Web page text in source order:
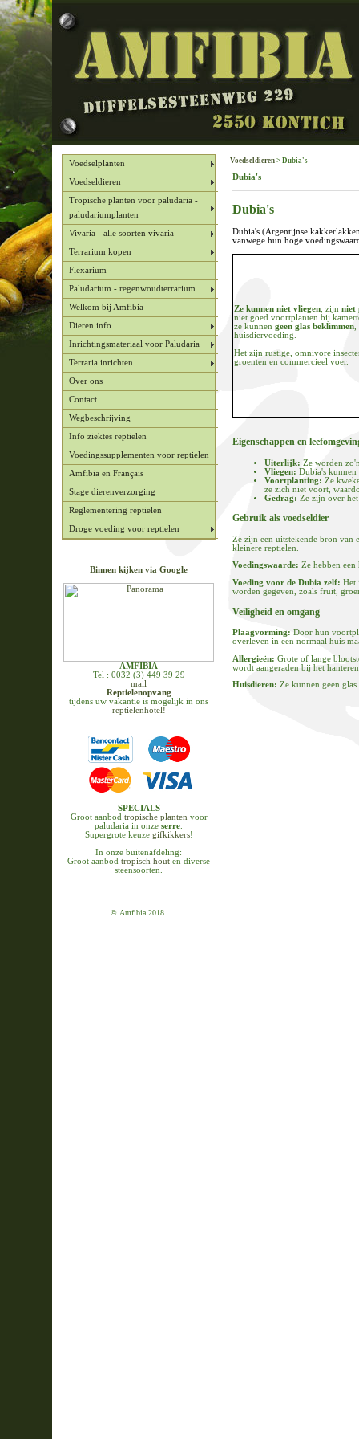
Voedselplanten
Voedseldieren
Tropische planten voor paludaria -
paludariumplanten
Vivaria - alle soorten vivaria
Terrarium kopen
Flexarium
Paludarium - regenwoudterrarium
Welkom bij Amfibia
Dieren info
Inrichtingsmateriaal voor Paludaria
Terraria inrichten
Over ons
Contact
Wegbeschrijving
Info ziektes reptielen
Voedingssupplementen voor reptielen
Amfibia en Français
Stage dierenverzorging
Reglementering reptielen
Droge voeding voor reptielen
Binnen kijken via Google
AMFIBIA
Tel : 0032 (3) 449 39 29
mail
Reptielenopvang
tijdens uw vakantie is mogelijk in ons
reptielenhotel!
SPECIALS
Groot aanbod tropische planten voor
paludaria in onze serre
Supergrote keuze gifkikkers!
In onze buitenafdeling:
Groot aanbod tropisch hout en diverse
steensoorten.
© Amfibia 2018
Voedseldieren > Dubia's
Dubia's
Dubia's
Dubia's (Argentijnse
vanwege hun hoge
Ze kunnen niet vliegen , zijn niet
niet goed voortplanten bij
ze kunnen geen glas beklimmen
huisdiervoeding.
Het zijn rustige, omnivore
groenten en commercieel voer.
Eigenschappen en
Uiterlijk: Ze worden
Vliegen: Dubia's
Voortplanting: Ze
ze zich niet voort,
Gedrag: Ze zijn over
Gebruik als voedseldier
Ze zijn een uitstekende bron van
kleinere reptielen.
Voedingswaarde: Ze hebben
Voeding voor de Dubia zelf: Het
worden gegeven, zoals fruit,
Veiligheid en omgang
Plaagvorming: Door hun
overleven in een normaal huis
Allergieën: Grote of lange
wordt aangeraden bij het
Huisdieren: Ze kunnen geen